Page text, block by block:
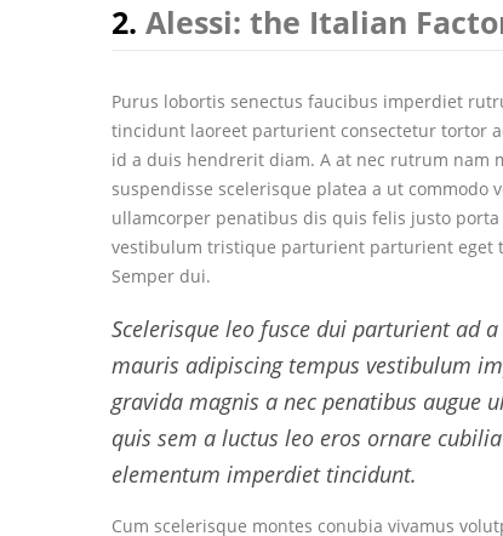
2. Alessi: the Italian
Purus lobortis senectus faucibus imperdiet
tincidunt laoreet parturient consectetur tortor
id a duis hendrerit diam. A at nec rutrum nam
suspendisse scelerisque platea a ut commodo
ullamcorper penatibus dis quis felis justo porta
vestibulum tristique parturient parturient eget
Semper dui.
Scelerisque leo fusce dui parturient ad
mauris adipiscing tempus vestibulum
gravida magnis a nec penatibus augue
quis sem a luctus leo eros ornare
elementum imperdiet tincidunt.
Cum scelerisque montes conubia vivamus